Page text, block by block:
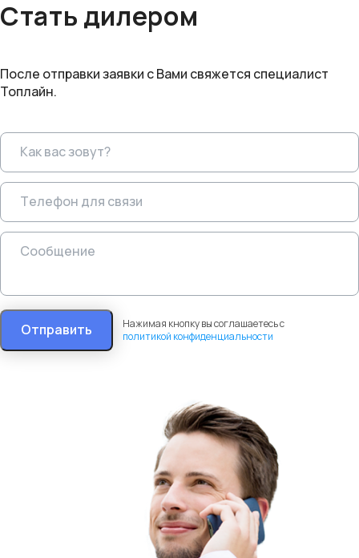
Стать дилером
После отправки заявки с Вами свяжется специалист
Топлайн.
Отправить
Нажимая кнопку вы соглашаетесь с
политикой конфиденциальности